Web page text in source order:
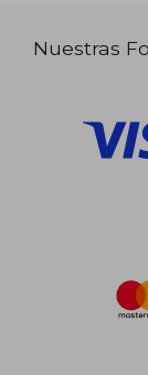
Nuestras